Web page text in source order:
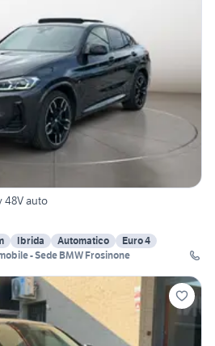
48V auto
Ibrida Automatico
Euro 4
- Sede BMW Frosinone